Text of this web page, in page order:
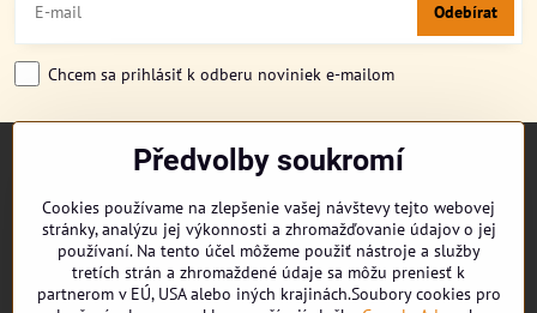
Odebírat
Chcem sa prihlásiť k odberu noviniek e-mailom
CUKRONOVINKY
DORUČENÍ OBJEDNÁVKY
REKLAMAČNÍ ŘÁD
OBCHODNÍ PODMÍNKY
Předvolby soukromí
Cookies používame na zlepšenie vašej návštevy tejto webovej
stránky, analýzu jej výkonnosti a zhromažďovanie údajov o jej
používaní. Na tento účel môžeme použiť nástroje a služby
tretích strán a zhromaždené údaje sa môžu preniesť k
partnerom v EÚ, USA alebo iných krajinách.Soubory cookies pro